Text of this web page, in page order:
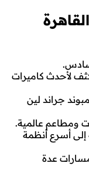
لأحدث كاميرات
جراند لين
ومطاعم عالمية.
إلى أسرع أنظمة
مسارات عدة